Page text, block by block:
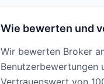
Wie bewerten und
Wir bewerten Broker
Benutzerbewertungen
Vertrauenswert von